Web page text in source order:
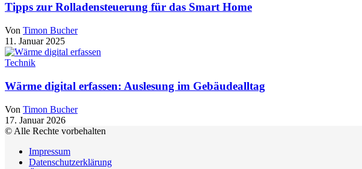
Tipps zur Rolladensteuerung für das Smart Home
Von Timon Bucher
11. Januar 2025
Technik
Wärme digital erfassen: Auslesung im Gebäudealltag
Von Timon Bucher
17. Januar 2026
© Alle Rechte vorbehalten
Impressum
Datenschutzerklärung